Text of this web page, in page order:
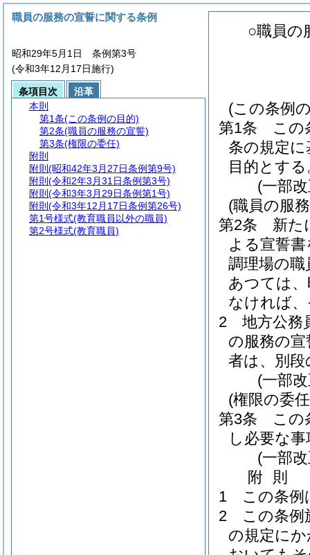
○職員の
(この条例
第1条
この
条の規定
目的とする
(一部
(職員の服
第2条
新た
よる宣誓
調理場の
あつては
なければ
2
地方公務
の服務の
者は、別
(一部
(権限の委
第3条
この
し必要な
(一部
附 則
1
この条例
2
この条例
の規定に
職員の服務の宣誓に関する条例
昭和29年5月1日 条例第3号
(令和3年12月17日施行)
条項目次
沿革
本則
第1条(この条例の目的)
第2条(職員の服務の宣誓)
第3条(権限の委任)
附則
附則 (昭和42年3月27日条例第9号)
附則 (令和2年3月31日条例第3号)
附則 (令和3年3月29日条例第1号)
附則 (令和3年12月17日条例第26号)
第1号様式(教育職員以外の職員)
第2号様式(教育職員)